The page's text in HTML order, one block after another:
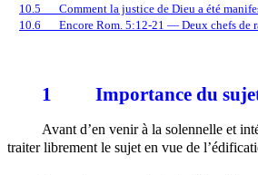
10.5
Comment la justice de Dieu a été
10.6
Encore Rom. 5:12-21 — Deux chefs de
1 Importance du
Avant d’en venir à la solennelle et
traiter librement le sujet en vue de